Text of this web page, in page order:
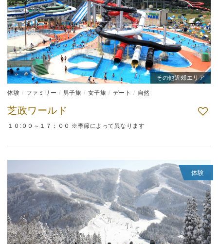
その他近郊エリア
体験 ファミリー 男子旅 女子旅 デート 自然
芝政ワールド
１０:００～１７：００ ※季節によって異なります
体験